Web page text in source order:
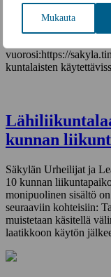
Mukauta
4.6.2024
vuorosi:https://
kuntalaisten
kunnan
Säkylän Urheilijat ja
10 kunnan
monipuolinen sisältö
seuraaviin kohteisiin:
muistetaan käsitellä
laatikkoon käytön